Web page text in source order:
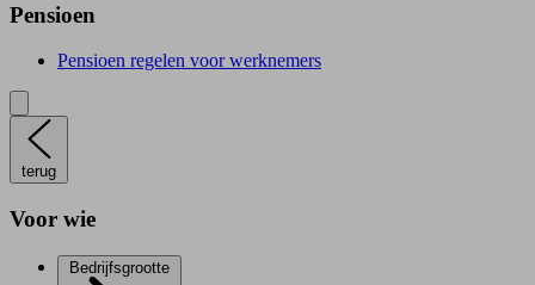
Pensioen
Pensioen regelen voor werknemers
terug
Voor wie
Bedrijfsgrootte